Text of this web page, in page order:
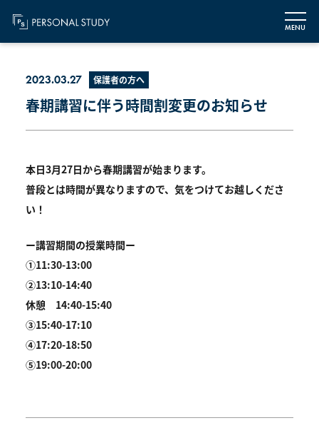
MENU
2023.03.27 保護者の方へ
春期講習に伴う時間割変更のお知らせ
本日3月27日から春期講習が始まります。
普段とは時間が異なりますので、気をつけてお越しくださ
い！
ー講習期間の授業時間ー
①11:30-13:00
②13:10-14:40
休憩 14:40-15:40
③15:40-17:10
④17:20-18:50
⑤19:00-20:00